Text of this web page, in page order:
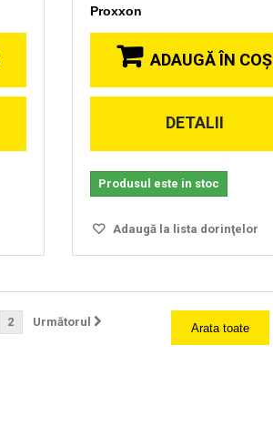
Proxxon
ADAUGĂ ÎN COŞ
DETALII
Produsul este in stoc
Adaugă la lista dorinţelor
Arata toate
2 Următorul